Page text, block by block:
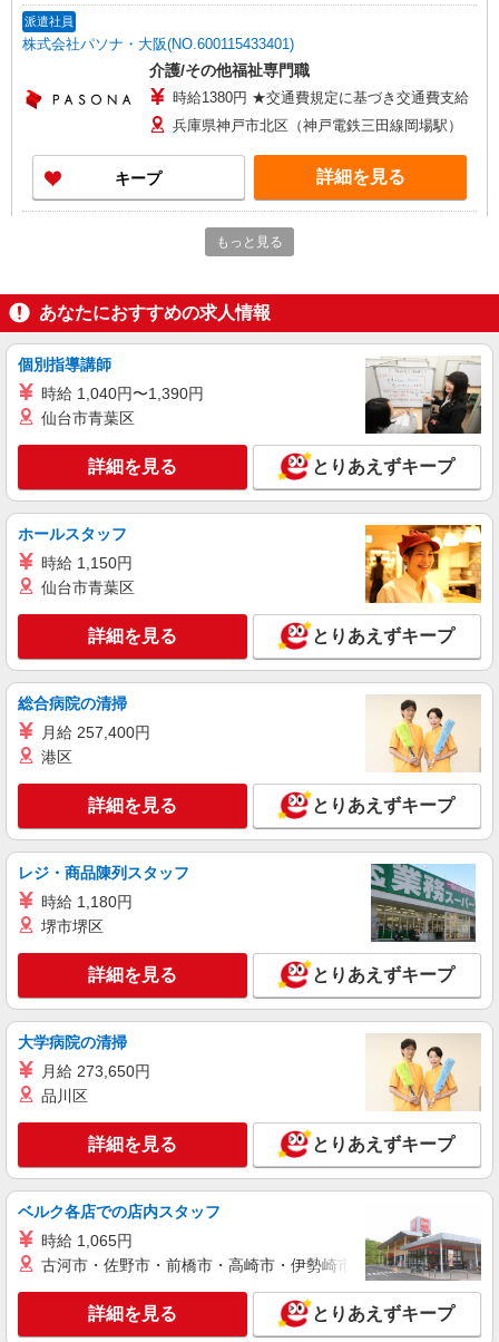
派遣社員
株式会社パソナ・大阪(NO.600115433401)
介護/その他福祉専門職
時給1380円 ★交通費規定に基づき交通費支給
兵庫県神戸市北区（神戸電鉄三田線岡場駅）
キープ 詳細を見る
株式会社メディカル・ワン・アップ
時給：1230円〜 ※資格経験により変動あり。
要相談
キープ 詳細を見る
株式会社kotrio /●KB-H-1849141
個別ケア重視！高級シニア住宅で巡回やケアな
時給1550円〜2187円 ＜日払い有/週払い有/交
神戸市北区 最寄り：道場南口
キープ 詳細を見る
派遣社員
株式会社kotrio /●KB-H-2020589
道場南口駅｜まずは送迎業務で活躍しよう◎デ
時給1450円〜2187円 ＜日払い有/週払い有/交
通費全支給(ガソリン代含む)＞
神戸市北区 最寄り：道場南口
キープ 詳細を見る
株式会社kotrio /●KB-H-1879528
＜デイサービス/西鈴蘭台駅＞面接なし！最短3
日で仕事スタート可◎
時給1550円〜2187円 ＜日払い有/週払い有/交
キープ 詳細を見る
株式会社kotrio /●KB-H-1856830
鈴蘭台駅＊自分のペースでゆったり働こう＊サ
高住STAFF
時給1500円〜2125円 ＜日払い有/週払い有/交
通費全支給(ガソリン代含む)＞
神戸市北区≪最寄駅：鈴蘭台≫
もっと見る
あなたにおすすめの求人情報
個別指導講師
時給 1,040円〜1,390円
仙台市青葉区
詳細を見る とりあえずキープ
ホールスタッフ
時給 1,150円
仙台市青葉区
詳細を見る とりあえずキープ
総合病院の清掃
月給 257,400円
港区
詳細を見る とりあえずキープ
レジ・商品陳列スタッフ
時給 1,180円
堺市堺区
詳細を見る とりあえずキープ
大学病院の清掃
月給 273,650円
品川区
詳細を見る とりあえずキープ
ベルク各店での店内スタッフ
時給 1,065円
古河市・佐野市・前橋市・高崎市・伊勢崎市・太田市・館林市
詳細を見る とりあえずキープ